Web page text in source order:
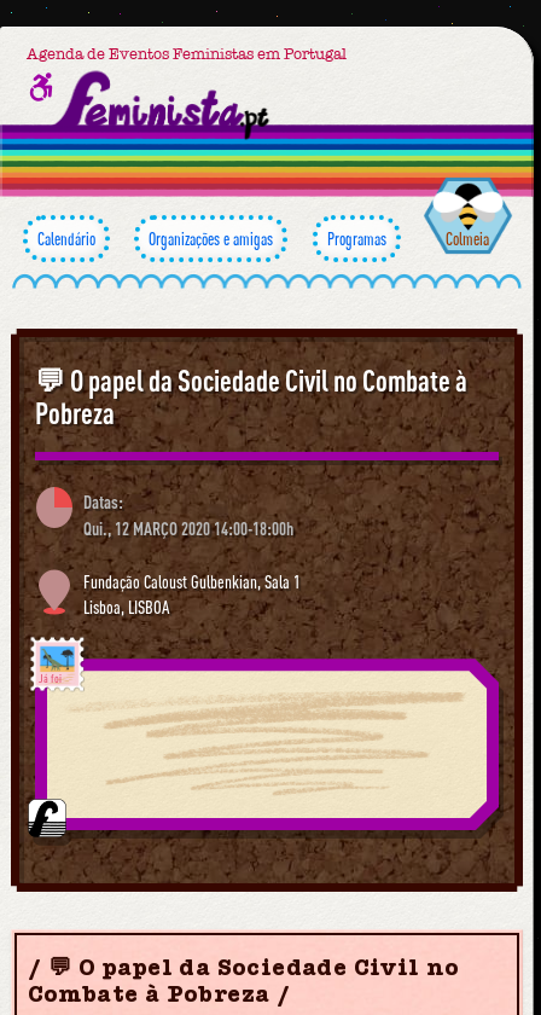
Agenda de Eventos Feministas em Portugal
Calendário Organizações e amigas Programas Colmeia
💬 O papel da Sociedade Civil no Combate à
Pobreza
Datas:
Qui., 12 MARÇO 2020 14:00-18:00h
Fundação Caloust Gulbenkian, Sala 1
Lisboa, LISBOA
Já foi
💬 O papel da Sociedade Civil no
Combate à Pobreza